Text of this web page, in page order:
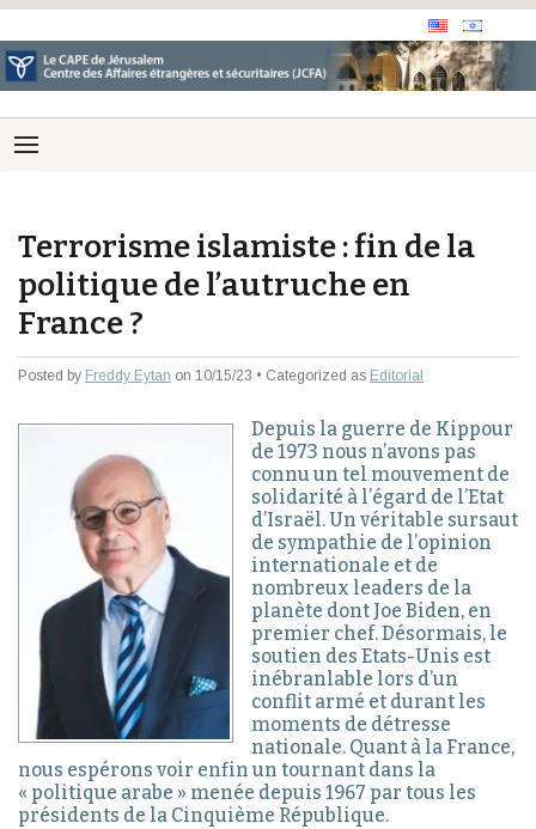
Terrorisme islamiste : fin de la
politique de l’autruche en
France ?
Posted by Freddy Eytan on 10/15/23 • Categorized as Editorial
Depuis la guerre de Kippour
de 1973 nous n’avons pas
connu un tel mouvement de
solidarité à l’égard de l’Etat
d’Israël. Un véritable sursaut
de sympathie de l’opinion
internationale et de
nombreux leaders de la
planète dont Joe Biden, en
premier chef. Désormais, le
soutien des Etats-Unis est
inébranlable lors d’un
conflit armé et durant les
moments de détresse
nationale. Quant à la France,
nous espérons voir enfin un tournant dans la
« politique arabe » menée depuis 1967 par tous les
présidents de la Cinquième République.